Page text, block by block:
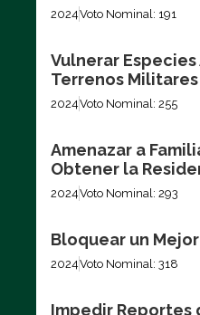
2024Voto Nominal: 191
Vulnerar
Terrenos Militares
2024Voto Nominal: 255
Amenazar a
Obtener la
2024Voto Nominal: 293
Bloquear un
2024Voto Nominal: 318
Impedir Reportes